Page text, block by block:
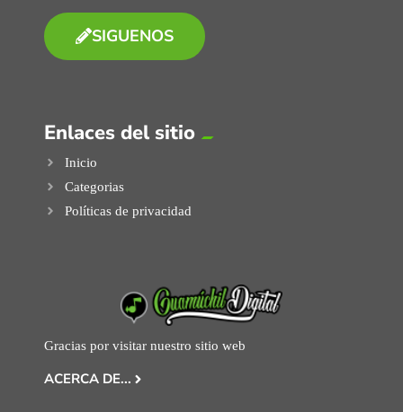
SIGUENOS
Enlaces del sitio
Inicio
Categorias
Políticas de privacidad
Gracias por visitar nuestro sitio web
ACERCA DE...